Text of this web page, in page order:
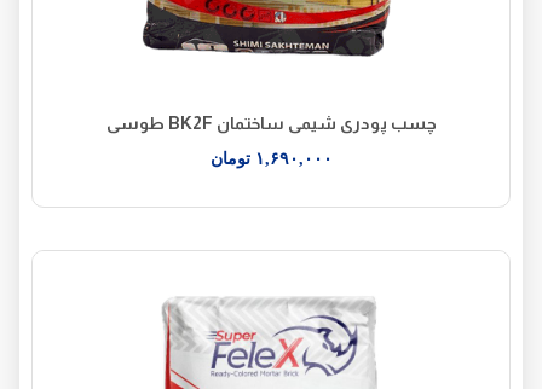
چسب پودری شیمی ساختمان BK2F طوسی
۱,۶۹۰,۰۰۰ تومان